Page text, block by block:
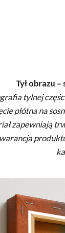
Tył obrazu
tylnej
płótna na
zapewniają